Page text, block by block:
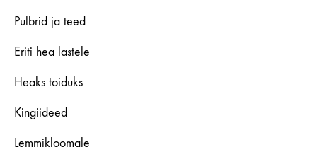
Pulbrid ja teed
Eriti hea lastele
Heaks toiduks
Kingiideed
Lemmikloomale